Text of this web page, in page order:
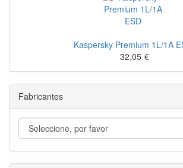
Kaspersky Premium 1L/1A
32,05 €
Fabricantes